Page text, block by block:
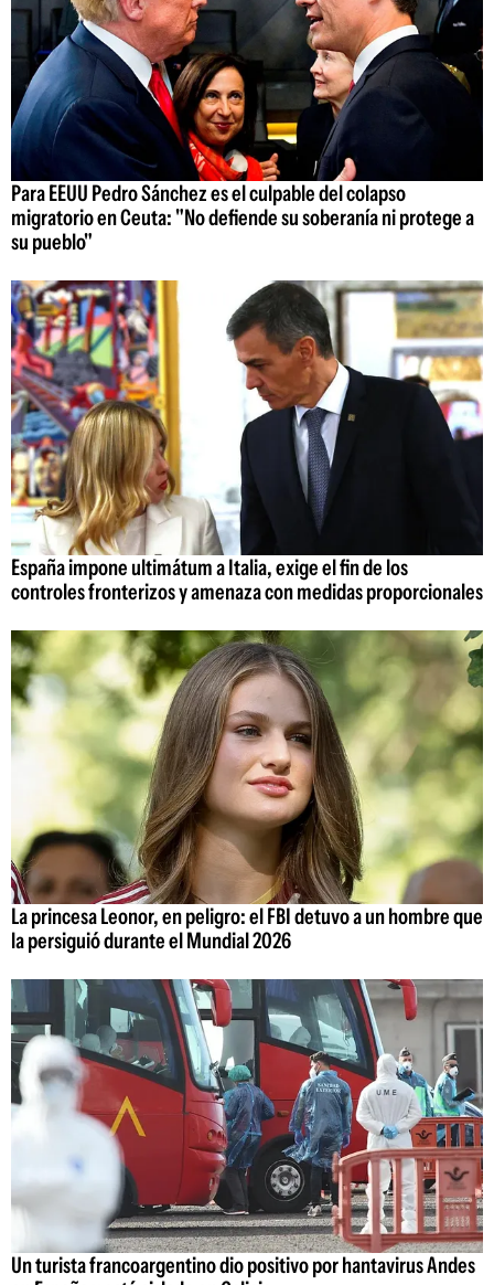
Para EEUU Pedro Sánchez es el culpable del colapso
migratorio en Ceuta: "No defiende su soberanía ni protege a
su pueblo"
España impone ultimátum a Italia, exige el fin de los
controles fronterizos y amenaza con medidas proporcionales
La princesa Leonor, en peligro: el FBI detuvo a un hombre que
la persiguió durante el Mundial 2026
Un turista francoargentino dio positivo por hantavirus Andes